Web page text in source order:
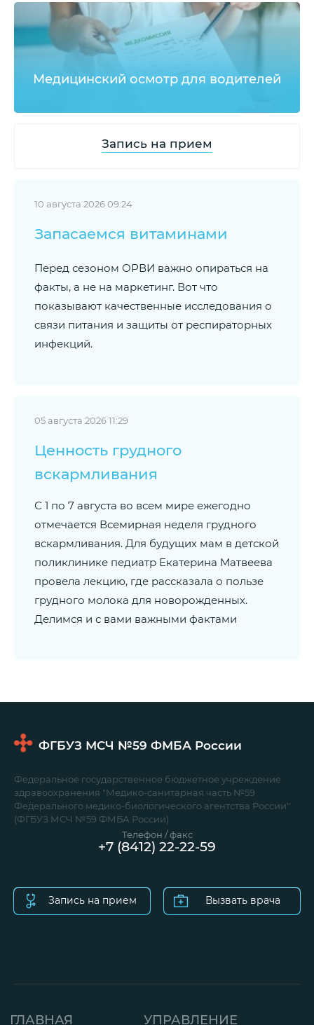
Медицинский осмотр для водителей
Запись на прием
10 августа 2026 09:24
Запасаемся витаминами
Перед сезоном ОРВИ важно опираться на
факты, а не на маркетинг. Вот что
показывают качественные исследования о
связи питания и защиты от респираторных
инфекций.
05 августа 2026 11:29
Ценность грудного
вскармливания
С 1 по 7 августа во всем мире ежегодно
отмечается Всемирная неделя грудного
вскармливания. Для будущих мам в детской
поликлинике педиатр Екатерина Матвеева
провела лекцию, где рассказала о пользе
грудного молока для новорожденных.
Делимся и с вами важными фактами
ФГБУЗ МСЧ №59 ФМБА России
Федеральное государственное бюджетное учреждение
здравоохранения "Медико-санитарная часть №59
Федерального медико-биологического агентства России"
(ФГБУЗ МСЧ №59 ФМБА России)
ГЛАВНАЯ УПРАВЛЕНИЕ
Запись на прием Вызвать врача
Телефон / факс
+7 (8412) 22-22-59